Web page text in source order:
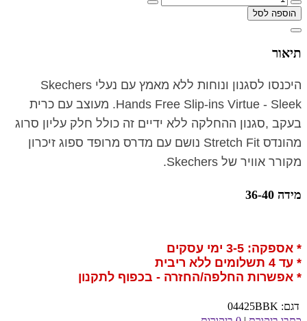
הוספה לסל
תיאור
היכנסו לסגנון ונוחות ללא מאמץ עם נעלי Skechers
Hands Free Slip-ins Virtue - Sleek. מעוצב עם כרית
בעקב ,סגנון ההחלקה ללא ידיים זה כולל חלק עליון סרוג
מהונדס Stretch Fit נושם עם מדרס מרופד ספוג זיכרון
מקורר אוויר של Skechers.
מידה 36-40
* אספקה: 3-5 ימי עסקים
* עד 4 תשלומים ללא ריבית
* אפשרות החלפה/החזרה - בכפוף לתקנון
דגם: 04425BBK